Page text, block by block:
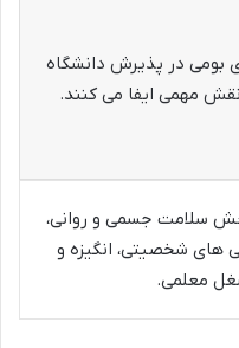
بومی در پذیرش دانشگاه
مهمی ایفا می کنند.
سلامت جسمی و روانی،
های شخصیتی، انگیزه و
معلمی.